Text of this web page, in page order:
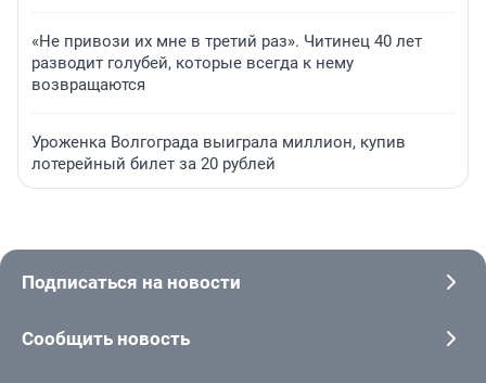
«Не привози их мне в третий раз». Читинец 40 лет
разводит голубей, которые всегда к нему
возвращаются
Уроженка Волгограда выиграла миллион, купив
лотерейный билет за 20 рублей
Подписаться на новости
Сообщить новость